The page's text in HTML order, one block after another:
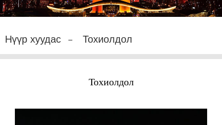
Нүүр хуудас Тохиолдол
Тохиолдол